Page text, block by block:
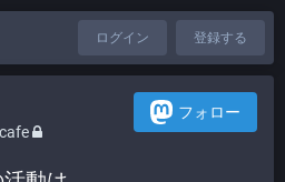
ログイン 登録する
フォロー